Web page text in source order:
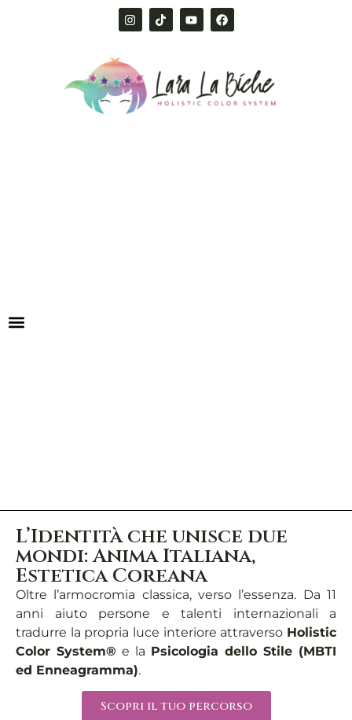
L’Identità che unisce due
mondi: Anima Italiana,
Estetica Coreana
Oltre l’armocromia classica, verso l’essenza. Da 11
anni aiuto persone e talenti internazionali a
tradurre la propria luce interiore attraverso Holistic
Color System® e la Psicologia dello Stile (MBTI
ed Enneagramma).
Scopri il tuo percorso